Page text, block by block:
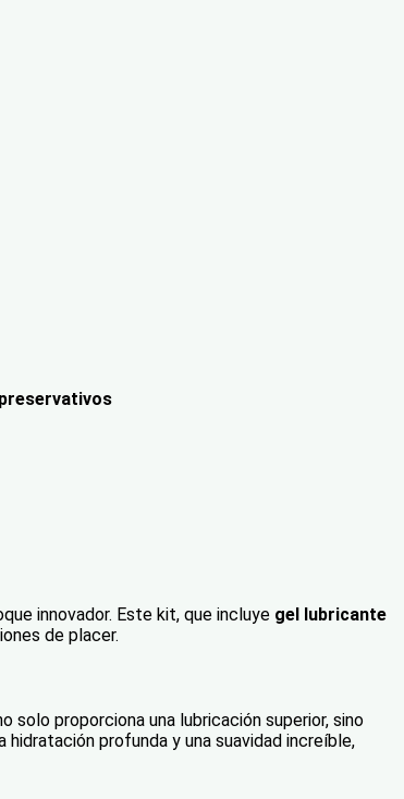
preservativos
innovador. Este kit, que incluye gel lubricante
de placer.
solo proporciona una lubricación superior, sino
profunda y una suavidad increíble,